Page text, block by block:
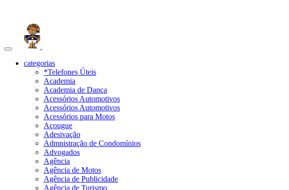
Toggle
navigationcategorias
*Telefones Úteis
Academia
Academia de Dança
Acessórios Automotivos
Acessórios Automotivos
Acessórios para Motos
Açougue
Adesivação
Admnistração de Condomínios
Advogados
Agência
Agência de Motos
Agência de Publicidade
Agência de Turismo